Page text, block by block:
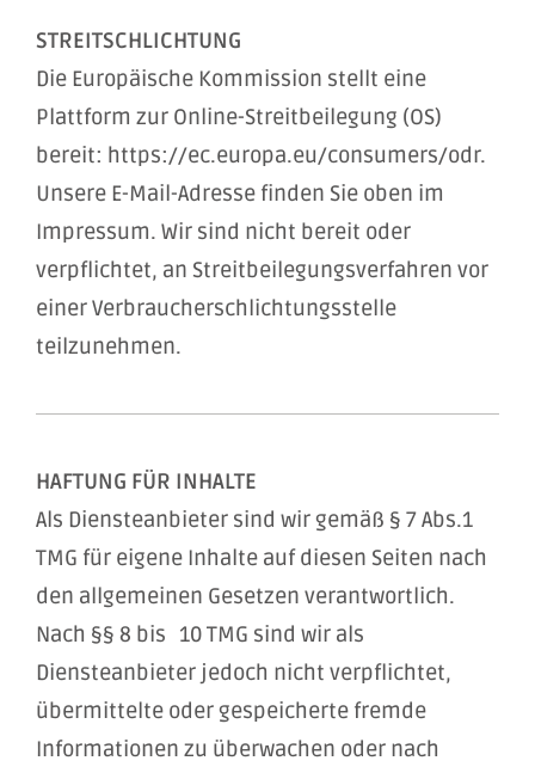
STREITSCHLICHTUNG
Die Europäische Kommission stellt eine
Plattform zur Online-Streitbeilegung (OS)
bereit: https://ec.europa.eu/consumers/odr.
Unsere E-Mail-Adresse finden Sie oben im
Impressum. Wir sind nicht bereit oder
verpflichtet, an Streitbeilegungsverfahren vor
einer Verbraucherschlichtungsstelle
teilzunehmen.
HAFTUNG FÜR INHALTE
Als Diensteanbieter sind wir gemäß § 7 Abs.1
TMG für eigene Inhalte auf diesen Seiten nach
den allgemeinen Gesetzen verantwortlich.
Nach §§ 8 bis 10 TMG sind wir als
Diensteanbieter jedoch nicht verpflichtet,
übermittelte oder gespeicherte fremde
Informationen zu überwachen oder nach